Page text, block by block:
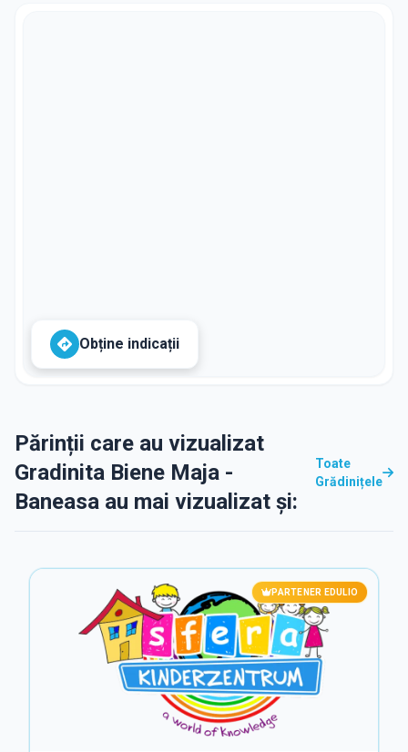
Obține indicații
Părinții care au vizualizat
Gradinita Biene Maja -
Baneasa au mai vizualizat și:
Toate
Grădinițele
PARTENER EDULIO